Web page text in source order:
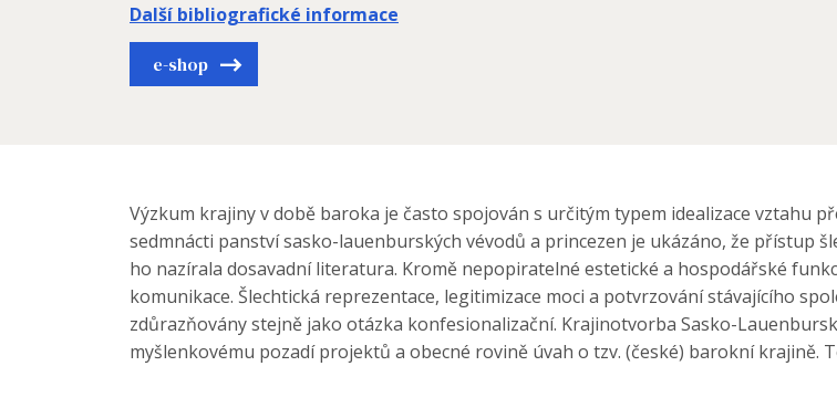
Další bibliografické informace
e-shop
Výzkum krajiny v době baroka je často spojován s určitým typem idealizace vztahu
sedmnácti panství sasko-lauenburských vévodů a princezen je ukázáno, že přístup
ho nazírala dosavadní literatura. Kromě nepopiratelné estetické a hospodářské
komunikace. Šlechtická reprezentace, legitimizace moci a potvrzování stávajícího
zdůrazňovány stejně jako otázka konfesionalizační. Krajinotvorba Sasko-
myšlenkovému pozadí projektů a obecné rovině úvah o tzv. (české) barokní krajině.